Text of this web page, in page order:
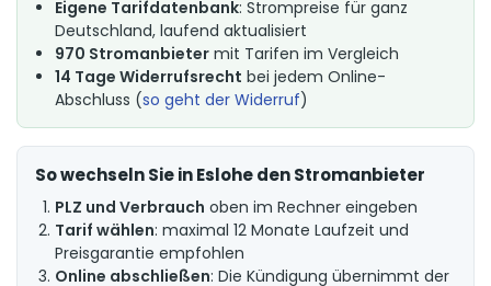
Eigene Tarifdatenbank: Strompreise für ganz
Deutschland, laufend aktualisiert
970 Stromanbieter mit Tarifen im Vergleich
14 Tage Widerrufsrecht bei jedem Online-
Abschluss (so geht der Widerruf)
So wechseln Sie in Eslohe den Stromanbieter
PLZ und Verbrauch oben im Rechner eingeben
Tarif wählen: maximal 12 Monate Laufzeit und
Preisgarantie empfohlen
Online abschließen: Die Kündigung übernimmt der